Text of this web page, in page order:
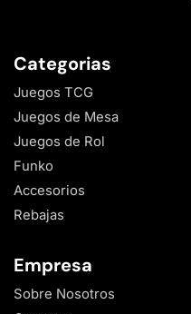
Categorias
Juegos TCG
Juegos de Mesa
Juegos de Rol
Funko
Accesorios
Rebajas
Empresa
Sobre Nosotros